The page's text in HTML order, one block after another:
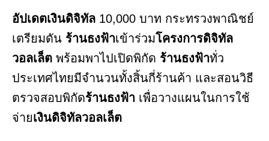
อัปเดตเงินดิจิทัล 10,000 บาท กระทรวงพาณิชย์
เตรียมดัน ร้านธงฟ้าเข้าร่วมโครงการดิจิทัล
วอลเล็ต พร้อมพาไปเปิดพิกัด ร้านธงฟ้าทั่ว
ประเทศไทยมีจำนวนทั้งสิ้นกี่ร้านค้า และสอนวิธี
ตรวจสอบพิกัดร้านธงฟ้า เพื่อวางแผนในการใช้
จ่ายเงินดิจิทัลวอลเล็ต